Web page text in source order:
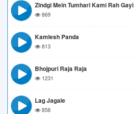
Zindgi Mein Tumhari Kami Rah Gayi
869
Kamlesh Panda
813
Bhojpuri Raja Raja
1231
Lag Jagale
858